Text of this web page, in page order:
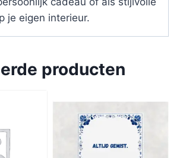
je eigen interieur.
producten